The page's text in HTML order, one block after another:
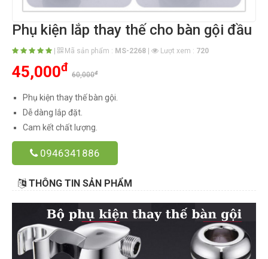
Phụ kiện lắp thay thế cho bàn gội đầu
Mã sản phẩm : MS-2268 Lượt xem : 720
45,000đ
60,000đ
Phụ kiện thay thế bàn gội.
Dễ dàng lắp đặt.
Cam kết chất lượng.
0946341886
THÔNG TIN SẢN PHẨM